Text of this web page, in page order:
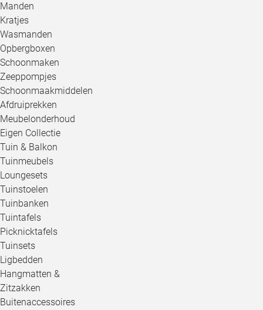
Manden
Kratjes
Wasmanden
Opbergboxen
Schoonmaken
Zeeppompjes
Schoonmaakmiddelen
Afdruiprekken
Meubelonderhoud
Eigen Collectie
Tuin & Balkon
Tuinmeubels
Loungesets
Tuinstoelen
Tuinbanken
Tuintafels
Picknicktafels
Tuinsets
Ligbedden
Hangmatten &
Zitzakken
Buitenaccessoires